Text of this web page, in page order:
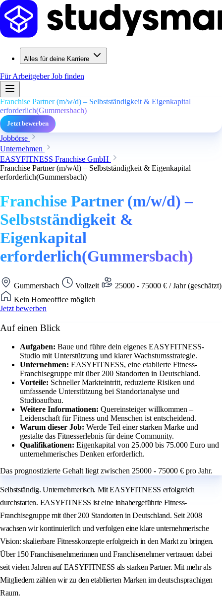
Alles für deine Karriere
Für ArbeitgeberJob finden
Franchise Partner (m/w/d) – Selbstständigkeit & Eigenkapital
erforderlich(Gummersbach)
Jetzt bewerben
Jobbörse
Unternehmen
EASYFITNESS Franchise GmbH
Franchise Partner (m/w/d) – Selbstständigkeit & Eigenkapital
erforderlich(Gummersbach)
Franchise Partner (m/w/d) –
Selbstständigkeit &
Eigenkapital
erforderlich(Gummersbach)
Gummersbach Vollzeit
25000 - 75000 € / Jahr (geschätzt)
Kein Homeoffice möglich
Jetzt bewerben
Auf einen Blick
Aufgaben: Baue und führe dein eigenes EASYFITNESS-
Studio mit Unterstützung und klarer Wachstumsstrategie.
Unternehmen: EASYFITNESS, eine etablierte Fitness-
Franchisegruppe mit über 200 Standorten in Deutschland.
Vorteile: Schneller Markteintritt, reduzierte Risiken und
umfassende Unterstützung bei Standortanalyse und
Studioaufbau.
Weitere Informationen: Quereinsteiger willkommen –
Leidenschaft für Fitness und Menschen ist entscheidend.
Warum dieser Job: Werde Teil einer starken Marke und
gestalte das Fitnesserlebnis für deine Community.
Qualifikationen: Eigenkapital von 25.000 bis 75.000 Euro und
unternehmerisches Denken erforderlich.
Das prognostizierte Gehalt liegt zwischen 25000 - 75000 € pro Jahr.
Selbstständig. Unternehmerisch. Mit EASYFITNESS erfolgreich
durchstarten. EASYFITNESS ist eine inhabergeführte Fitness-
Franchisegruppe mit über 200 Standorten in Deutschland. Seit 2008
wachsen wir kontinuierlich und verfolgen eine klare unternehmerische
Vision: skalierbare Fitnesskonzepte erfolgreich in den Markt zu bringen.
Über 150 Franchisenehmerinnen und Franchisenehmer vertrauen dabei
seit vielen Jahren auf EASYFITNESS als starken Partner. Mit mehr als
Mitgliedern zählen wir zu den etablierten Marken im deutschsprachigen
Raum.